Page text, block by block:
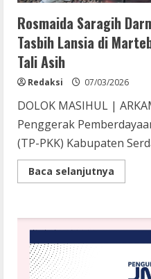
Rosmaida Saragih
Tasbih Lansia di
Tali Asih
Redaksi 07/03/2026
DOLOK MASIHUL |
Penggerak
(TP-PKK) Kabupaten
Baca selanjutnya
more
Darma
Wijaya
Salat
Lansia